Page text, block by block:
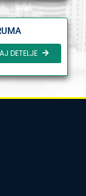
DETELJE